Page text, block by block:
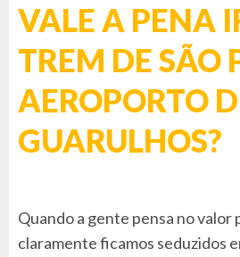
VALE A PENA
TREM DE SÃO
AEROPORTO
GUARULHOS?
Quando a gente pensa no valor
claramente ficamos seduzidos